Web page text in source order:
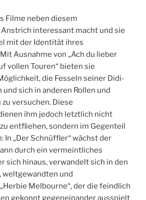
Filme neben diesem
interessant macht und sie
mit der Identität ihres
Ausnahme von „Ach du lieber
vollen Touren“ bieten sie
die Fesseln seiner Didi-
sich in anderen Rollen und
versuchen. Diese
ihm jedoch letztlich nicht
entfliehen, sondern im Gegenteil
In „Der Schnüffler“ wächst der
durch ein vermeintliches
sich hinaus, verwandelt sich in den
weltgewandten und
Melbourne“, der die feindlich
gekonnt gegeneinander ausspielt